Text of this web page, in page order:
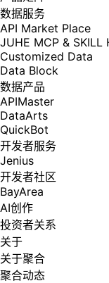
数据服务
API Market Place
JUHE MCP & SKILL
Customized Data
Data Block
数据产品
APIMaster
DataArts
QuickBot
开发者服务
Jenius
开发者社区
BayArea
AI创作
投资者关系
关于
关于聚合
聚合动态